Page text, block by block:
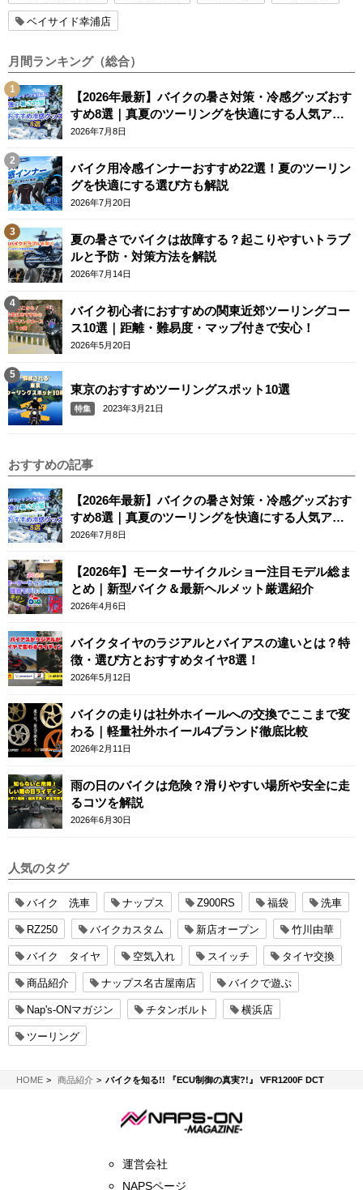
ベイサイド幸浦店
月間ランキング（総合）
【2026年最新】バイクの暑さ対策・冷感グッズおす
すめ8選｜真夏のツーリングを快適にする人気アイ
テム
2026年7月8日
バイク用冷感インナーおすすめ22選！夏のツーリン
グを快適にする選び方も解説
2026年7月20日
夏の暑さでバイクは故障する？起こりやすいトラブ
ルと予防・対策方法を解説
2026年7月14日
バイク初心者におすすめの関東近郊ツーリングコー
ス10選｜距離・難易度・マップ付きで安心！
2026年5月20日
東京のおすすめツーリングスポット10選
特集 2023年3月21日
おすすめの記事
【2026年最新】バイクの暑さ対策・冷感グッズおす
すめ8選｜真夏のツーリングを快適にする人気アイ
テム
2026年7月8日
【2026年】モーターサイクルショー注目モデル総ま
とめ｜新型バイク＆最新ヘルメット厳選紹介
2026年4月6日
バイクタイヤのラジアルとバイアスの違いとは？特
徴・選び方とおすすめタイヤ8選！
2026年5月12日
バイクの走りは社外ホイールへの交換でここまで変
わる｜軽量社外ホイール4ブランド徹底比較
2026年2月11日
雨の日のバイクは危険？滑りやすい場所や安全に走
るコツを解説
2026年6月30日
人気のタグ
バイク 洗車 ナップス Z900RS 福袋 洗車
RZ250 バイクカスタム 新店オープン 竹川由華
バイク タイヤ 空気入れ スイッチ タイヤ交換
商品紹介 ナップス名古屋南店 バイクで遊ぶ
Nap's-ONマガジン チタンボルト 横浜店
ツーリング
HOMENAPS-ON マガジン
商品紹介 バイクを知る!! 『ECU制御の真実?!』 VFR1200F DCT
運営会社
NAPSページ